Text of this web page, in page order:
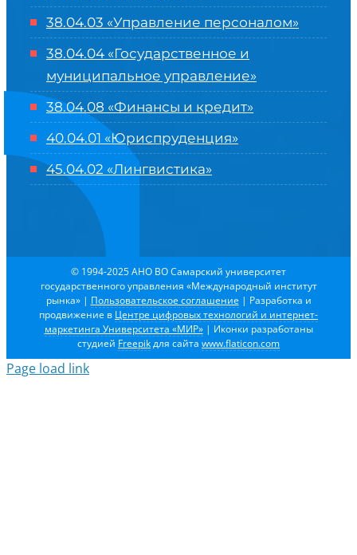
38.04.03 «Управление персоналом»
38.04.04 «Государственное и
муниципальное управление»
38.04.08 «Финансы и кредит»
40.04.01 «Юриспруденция»
45.04.02 «Лингвистика»
© 1994-2025 АНО ВО Самарский университет
государственного управления «Международный институт
рынка» | Пользовательское соглашение | Разработка и
продвижение в Центре цифровых технологий и интернет-
маркетинга Университета «МИР»| Иконки разработаны
студией Freepikдля сайта www.flaticon.com
Page load link